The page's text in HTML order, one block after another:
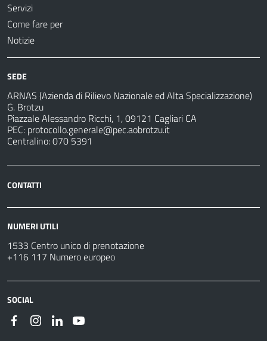
Servizi
Come fare per
Notizie
SEDE
ARNAS (Azienda di Rilievo Nazionale ed Alta Specializzazione)
G. Brotzu
Piazzale Alessandro Ricchi, 1, 09121 Cagliari CA
PEC: protocollo.generale@pec.aobrotzu.it
Centralino: 070 5391
CONTATTI
NUMERI UTILI
1533 Centro unico di prenotazione
+116 117 Numero europeo
SOCIAL